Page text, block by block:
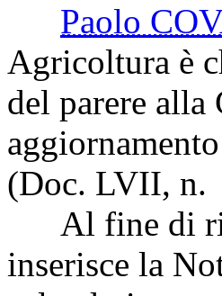
Paolo
Agricoltura è
del parere
(Doc. LVII, n.
Al fine di
inserisce la